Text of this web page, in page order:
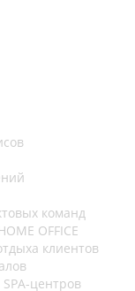
команд
OFFICE
клиентов
центров